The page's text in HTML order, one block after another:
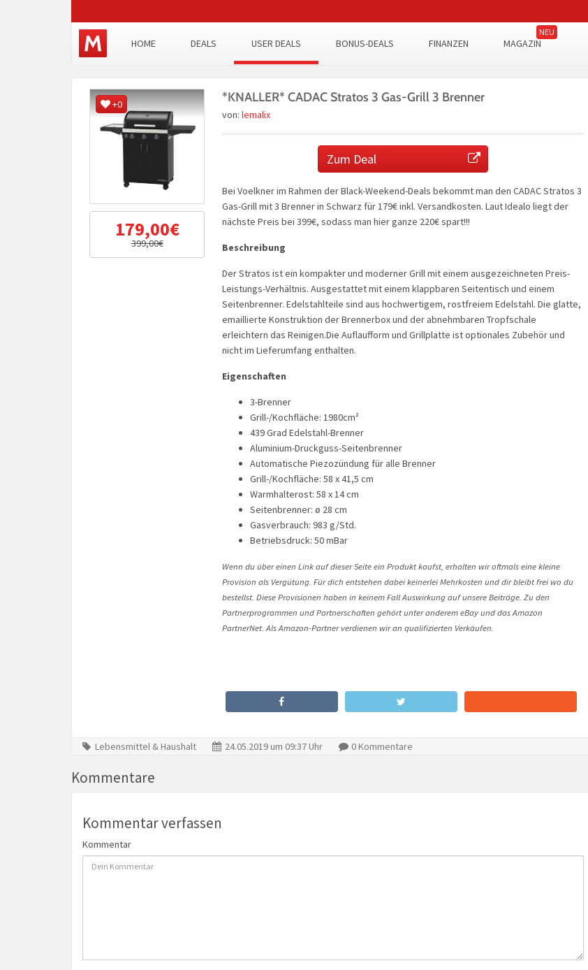
HOME DEALS USER DEALS BONUS-DEALS FINANZEN MAGAZIN
+0
179,00€
399,00€
*KNALLER* CADAC Stratos 3 Gas-Grill 3 Brenner
von: lemalix
Zum Deal
Bei Voelkner im Rahmen der Black-Weekend-Deals bekommt man den CADAC Stratos 3
Gas-Grill mit 3 Brenner in Schwarz für 179€ inkl. Versandkosten. Laut Idealo liegt der
nächste Preis bei 399€, sodass man hier ganze 220€ spart!!!
Beschreibung
Der Stratos ist ein kompakter und moderner Grill mit einem ausgezeichneten Preis-
Leistungs-Verhältnis. Ausgestattet mit einem klappbaren Seitentisch und einem
Seitenbrenner. Edelstahlteile sind aus hochwertigem, rostfreiem Edelstahl. Die glatte,
emaillierte Konstruktion der Brennerbox und der abnehmbaren Tropfschale
erleichtern das Reinigen.Die Auflaufform und Grillplatte ist optionales Zubehör und
nicht im Lieferumfang enthalten.
Eigenschaften
3-Brenner
Grill-/Kochfläche: 1980cm²
439 Grad Edelstahl-Brenner
Aluminium-Druckguss-Seitenbrenner
Automatische Piezozündung für alle Brenner
Grill-/Kochfläche: 58 x 41,5 cm
Warmhalterost: 58 x 14 cm
Seitenbrenner: ø 28 cm
Gasverbrauch: 983 g/Std.
Betriebsdruck: 50 mBar
Wenn du über einen Link auf dieser Seite ein Produkt kaufst, erhalten wir oftmals eine kleine
Provision als Vergütung. Für dich entstehen dabei keinerlei Mehrkosten und dir bleibt frei wo du
bestellst. Diese Provisionen haben in keinem Fall Auswirkung auf unsere Beiträge. Zu den
Partnerprogrammen und Partnerschaften gehört unter anderem eBay und das Amazon
PartnerNet. Als Amazon-Partner verdienen wir an qualifizierten Verkäufen.
Lebensmittel & Haushalt 24.05.2019 um 09:37 Uhr 0 Kommentare
Kommentare
Kommentar verfassen
Kommentar